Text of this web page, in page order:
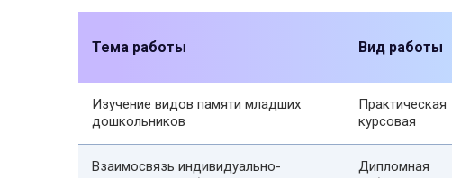
Тема работы Вид работы
Изучение видов памяти младших
дошкольников
Практическая
курсовая
Взаимосвязь индивидуально-
Дипломная